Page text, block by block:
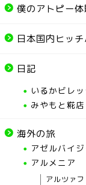
僕のアトピー
日本国内ヒッ
日記
いるかビレッ
みやもと糀店
海外の旅
アゼルバイ
アルメニア
アルツァフ